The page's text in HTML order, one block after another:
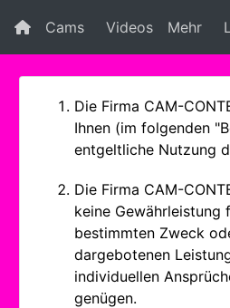
Cams Videos Mehr
Die Firma CAM-
Ihnen (im folgenden
entgeltliche Nutzung
Die Firma CAM-
keine Gewährleistung
bestimmten Zweck
dargebotenen
individuellen
genügen.